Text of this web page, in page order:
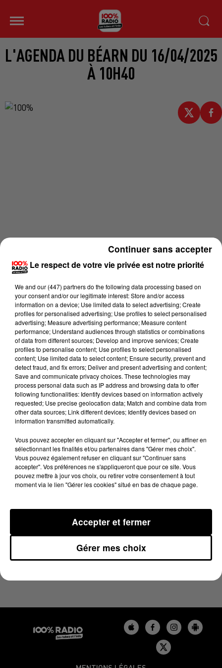
L'AGENDA DU BÉARN DU 16/04/2025
À 10H40
Lecture (1 min 12 sec)
100%
16 avril 2025 - 1 min 12 sec
L'AGENDA DU BÉARN DU 16/04/2025 À 10H40
Le respect de votre vie privée est notre priorité
We and our (447) partnersdo the following data processing based on
your consent and/or our legitimate interest: Store and/or access
information on a device; Use limited data to select advertising; Create
profiles for personalised advertising; Use profiles to select personalised
advertising; Measure advertising performance; Measure content
performance; Understand audiences through statistics or combinations
of data from different sources; Develop and improve services; Create
profiles to personalise content; Use profiles to select personalised
content; Use limited data to select content; Ensure security, prevent and
detect fraud, and fix errors; Deliver and present advertising and content;
Save and communicate privacy choices. These technologies may
process personal data such as IP address and browsing data to offer
following functionalities: Identify devices based on information actively
requested; Use precise geolocation data; Match and combine data from
other data sources; Link different devices; Identify devices based on
information transmitted automatically.
Vous pouvez accepter en cliquant sur "Accepter et fermer", ou affiner en
sélectionnant les finalités et/ou partenaires dans "Gérer mes choix".
Vous pouvez également refuser en cliquant sur "Continuer sans
accepter". Vos préférences ne s'appliqueront que pour ce site. Vous
pouvez mettre à jour vos choix, ou retirer votre consentement à tout
moment via le lien "Gérer les cookies" situé en bas de chaque page.
Gérer mes choix
Accepter et fermer
Continuer sans accepter